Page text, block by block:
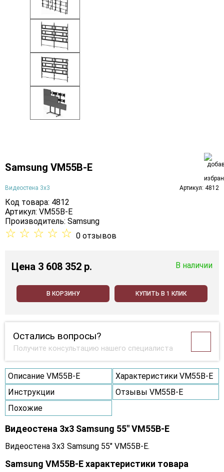
Samsung VM55B-E
Видеостена 3х3 Артикул: 4812
Код товара: 4812
Артикул: VM55B-E
Производитель: Samsung
☆ ☆ ☆ ☆ ☆ 0 отзывов
Цена 3 608 352 p. В наличии
В КОРЗИНУ КУПИТЬ В 1 КЛИК
Остались вопросы?
Получите консультацию нашего специалиста
Описание VM55B-E
Характеристики VM55B-E
Инструкции
Отзывы VM55B-E
Похожие
Видеостена 3x3 Samsung 55" VM55B-E
Видеостена 3x3 Samsung 55" VM55B-E.
Samsung VM55B-E характеристики товара